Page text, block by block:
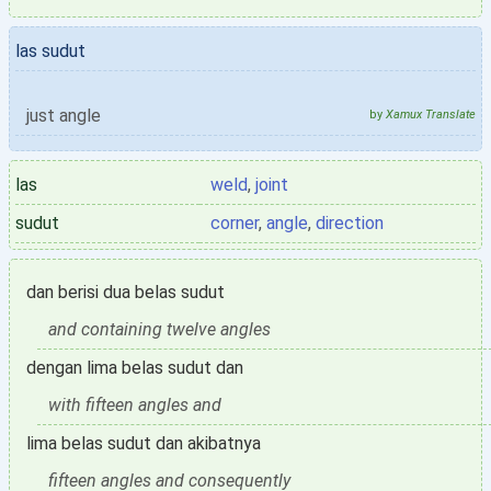
las sudut
just angle by Xamux Translate
las weld, joint
sudut
corner, angle, direction
dan berisi dua belas sudut
and containing twelve angles
dengan lima belas sudut dan
with fifteen angles and
lima belas sudut dan akibatnya
fifteen angles and consequently